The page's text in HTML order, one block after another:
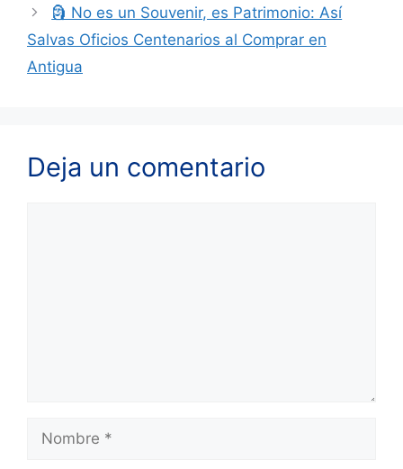
🗿 No es un Souvenir, es Patrimonio: Así
Salvas Oficios Centenarios al Comprar en
Antigua
Deja un comentario
Nombre